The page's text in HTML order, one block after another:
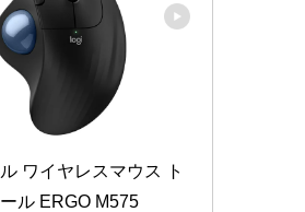
ワイヤレスマウス ト
ル ERGO M575